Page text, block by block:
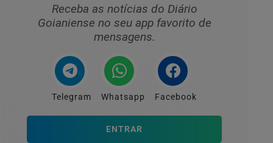
Receba as notícias do Diário
Goianiense no seu app favorito de
mensagens.
Telegram Whatsapp Facebook
ENTRAR